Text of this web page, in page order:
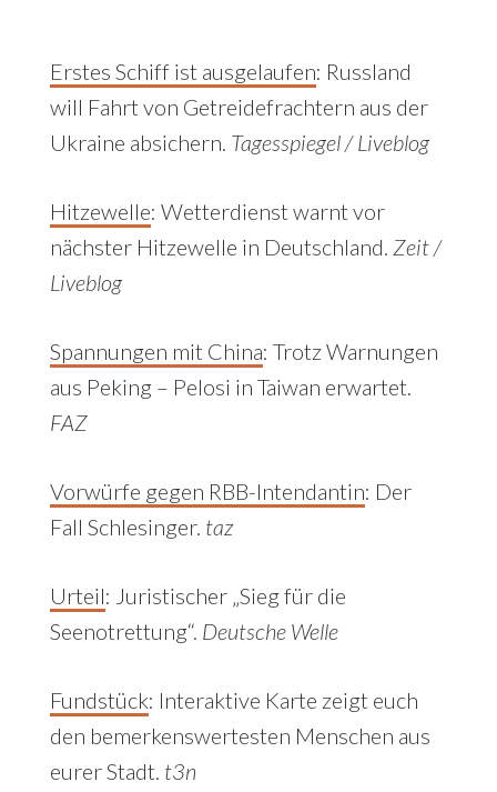
Erstes Schiff ist ausgelaufen: Russland
will Fahrt von Getreidefrachtern aus der
Ukraine absichern. Tagesspiegel / Liveblog
Hitzewelle: Wetterdienst warnt vor
nächster Hitzewelle in Deutschland. Zeit /
Liveblog
Spannungen mit China: Trotz Warnungen
aus Peking – Pelosi in Taiwan erwartet.
FAZ
Vorwürfe gegen RBB-Intendantin: Der
Fall Schlesinger. taz
Urteil: Juristischer „Sieg für die
Seenotrettung“. Deutsche Welle
Fundstück: Interaktive Karte zeigt euch
den bemerkenswertesten Menschen aus
eurer Stadt. t3n